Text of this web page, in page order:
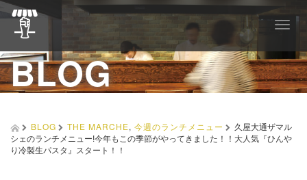
T
g
g
l
e
v
BLOG
BLOG THE MARCHE, 今週のランチメニュー
久屋大通ザマル
シェのランチメニュー!今年もこの季節がやってきました！！大人気『ひんや
り冷製生パスタ』スタート！！